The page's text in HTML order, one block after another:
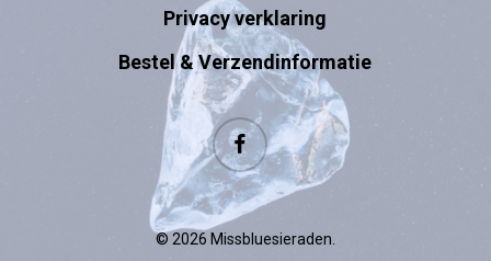
Privacy verklaring
Bestel & Verzendinformatie
facebook
© 2026 Missbluesieraden.